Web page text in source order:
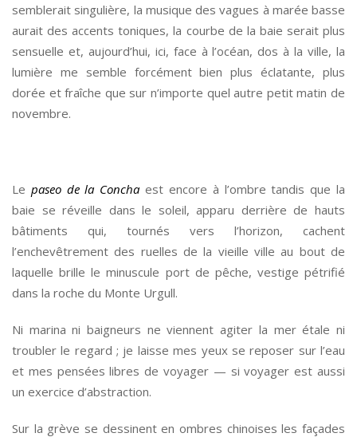
semblerait singulière, la musique des vagues à marée basse
aurait des accents toniques, la courbe de la baie serait plus
sensuelle et, aujourd’hui, ici, face à l’océan, dos à la ville, la
lumière me semble forcément bien plus éclatante, plus
dorée et fraîche que sur n’importe quel autre petit matin de
novembre.
Le paseo de la Concha est encore à l’ombre tandis que la
baie se réveille dans le soleil, apparu derrière de hauts
bâtiments qui, tournés vers l’horizon, cachent
l’enchevêtrement des ruelles de la vieille ville au bout de
laquelle brille le minuscule port de pêche, vestige pétrifié
dans la roche du Monte Urgull.
Ni marina ni baigneurs ne viennent agiter la mer étale ni
troubler le regard ; je laisse mes yeux se reposer sur l’eau
et mes pensées libres de voyager — si voyager est aussi
un exercice d’abstraction.
Sur la grève se dessinent en ombres chinoises les façades